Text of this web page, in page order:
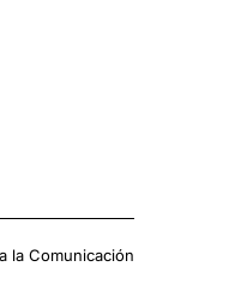
la Comunicación